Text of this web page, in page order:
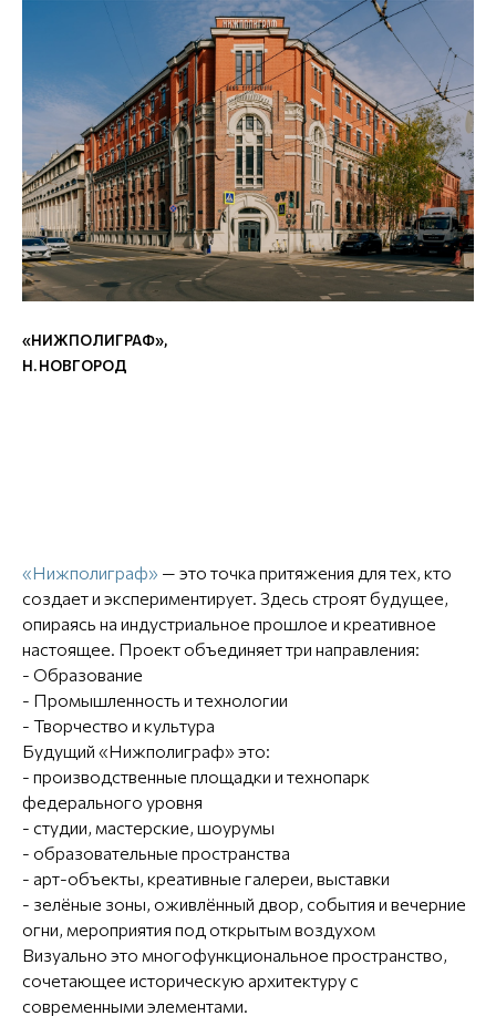
«НИЖПОЛИГРАФ»,
Н. НОВГОРОД
«Нижполиграф» — это точка притяжения для тех, кто
создает и экспериментирует. Здесь строят будущее,
опираясь на индустриальное прошлое и креативное
настоящее. Проект объединяет три направления:
- Образование
- Промышленность и технологии
- Творчество и культура
Будущий «Нижполиграф» это:
- производственные площадки и технопарк
федерального уровня
- студии, мастерские, шоурумы
- образовательные пространства
- арт-объекты, креативные галереи, выставки
- зелёные зоны, оживлённый двор, события и вечерние
огни, мероприятия под открытым воздухом
Визуально это многофункциональное пространство,
сочетающее историческую архитектуру с
современными элементами.